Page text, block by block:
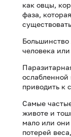
как овцы,
фаза,
человека
приводить к
Самые
животе и
мало или они
потерей